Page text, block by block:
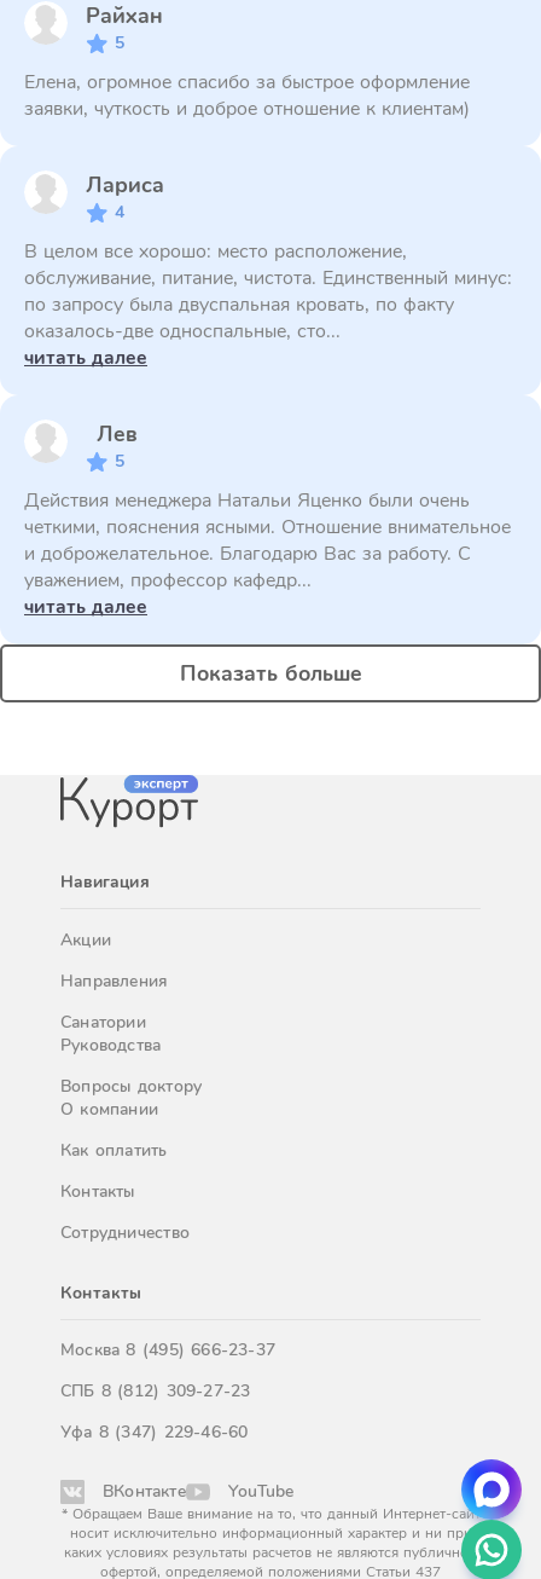
Райхан
5
Елена, огромное спасибо за быстрое оформление
заявки, чуткость и доброе отношение к клиентам)
Лариса
4
В целом все хорошо: место расположение,
обслуживание, питание, чистота. Единственный минус:
по запросу была двуспальная кровать, по факту
оказалось-две односпальные, сто...
читать далее
Лев
5
Действия менеджера Натальи Яценко были очень
четкими, пояснения ясными. Отношение внимательное
и доброжелательное. Благодарю Вас за работу. С
уважением, профессор кафедр...
читать далее
Показать больше
Навигация
Акции
Направления
Санатории
Руководства
Вопросы доктору
О компании
Как оплатить
Контакты
Сотрудничество
Контакты
Москва8 (495) 666-23-37
СПБ 8 (812) 309-27-23
Уфа 8 (347) 229-46-60
ВКонтакте YouTube
* Обращаем Ваше внимание на то, что данный Интернет-сайт
носит исключительно информационный характер и ни при
каких условиях результаты расчетов не являются публичной
офертой, определяемой положениями Статьи 437